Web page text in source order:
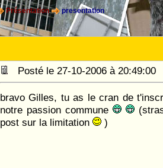
Présentation presentation
Posté le 27-10-2006 à
bravo Gilles, tu as le cran de
notre passion commune
post sur la limitation
)